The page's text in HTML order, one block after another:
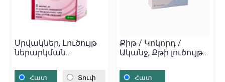
Սրվակներ, Լուծույթ
ներարկման
Սլովենիա
Հատ Տուփ
Քիթ / Կոկորդ /
Ականջ, Քթի լուծույթ
Հատ